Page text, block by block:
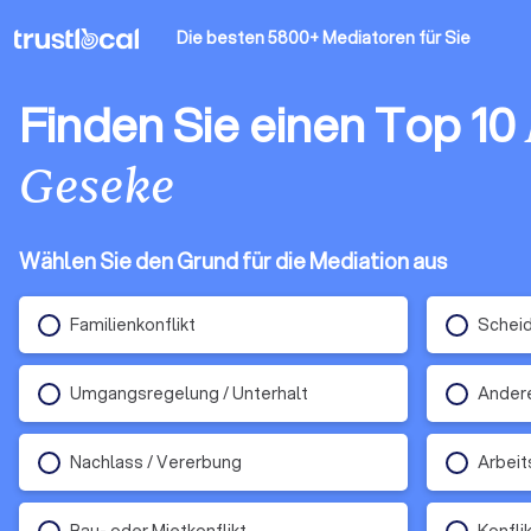
Die besten 5800+ Mediatoren für Sie
Finden Sie einen Top 10
Geseke
Wählen Sie den Grund für die Mediation aus
Familienkonflikt
Umgangsregelung / Unterhalt
Nachlass / Vererbung